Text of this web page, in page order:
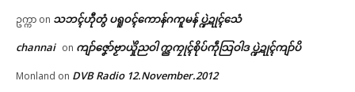
ဥက္ကာ on သဘၚ်ဟီုတွံ ပရူဝၚ်ကောန်ဂကူမန် ပ္ဍဲဍုၚ်သေံ
channai on ကျာ်ဇၞော်ဗၟာယှိုဲညဝါ က္ညကၠုၚ်စိုပ်ကဵုသြဝါဒ ပ္ဍဲဍုၚ်ကျာ်ပိ
Monland on DVB Radio 12.November.2012